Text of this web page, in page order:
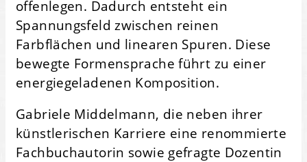
offenlegen. Dadurch entsteht ein
Spannungsfeld zwischen reinen
Farbflächen und linearen Spuren. Diese
bewegte Formensprache führt zu einer
energiegeladenen Komposition.
Gabriele Middelmann, die neben ihrer
künstlerischen Karriere eine renommierte
Fachbuchautorin sowie gefragte Dozentin